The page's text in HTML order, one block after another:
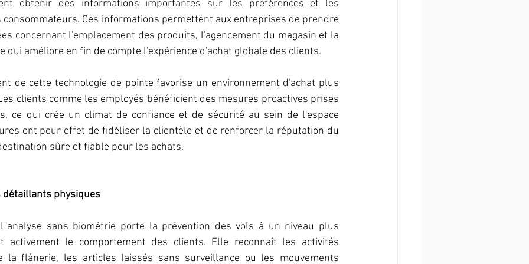
obtenir des informations importantes sur les préférences et les
consommateurs. Ces informations permettent aux entreprises de prendre
concernant l'emplacement des produits, l'agencement du magasin et la
qui améliore en fin de compte l'expérience d'achat globale des clients.
de cette technologie de pointe favorise un environnement d'achat plus
clients comme les employés bénéficient des mesures proactives prises
ce qui crée un climat de confiance et de sécurité au sein de l'espace
ont pour effet de fidéliser la clientèle et de renforcer la réputation du
sûre et fiable pour les achats.
détaillants physiques
L'analyse sans biométrie porte la prévention des vols à un niveau plus
activement le comportement des clients. Elle reconnaît les activités
la flânerie, les articles laissés sans surveillance ou les mouvements